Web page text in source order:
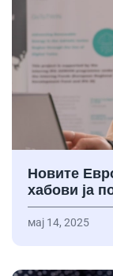
Новите
хабови ја
мај 14, 2025